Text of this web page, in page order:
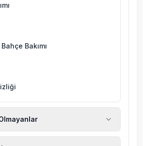
Bakımı